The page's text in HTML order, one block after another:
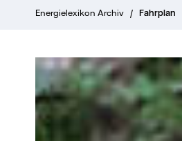
Energielexikon Archiv / Fahrplan